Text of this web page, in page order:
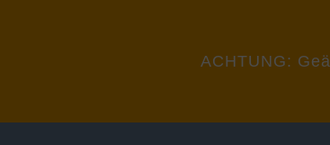
ACHTUNG: